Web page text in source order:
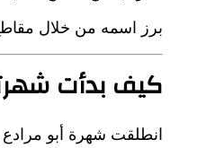
برز اسمه من خلال
كيف بدأت
انطلقت شهرة أبو